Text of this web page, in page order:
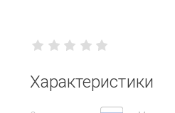
Характеристики